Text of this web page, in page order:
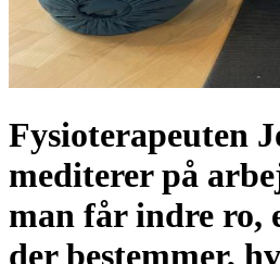
Fysioterapeuten
mediterer på
man får indre ro,
der bestemmer,